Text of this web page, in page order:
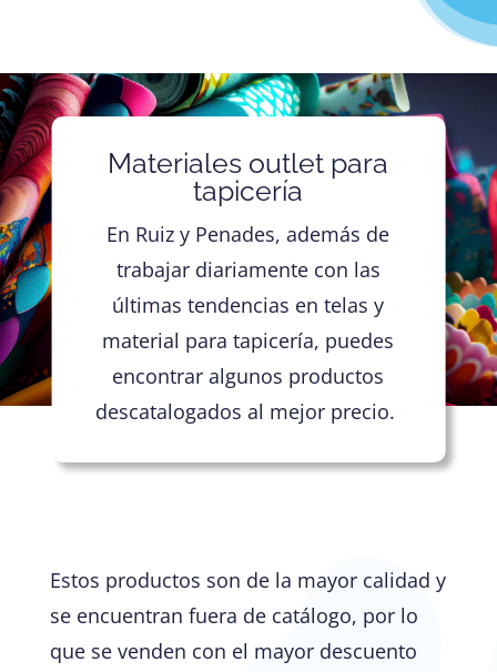
Materiales outlet para
tapicería
En Ruiz y Penades, además de
trabajar diariamente con las
últimas tendencias en telas y
material para tapicería, puedes
encontrar algunos productos
descatalogados al mejor precio.
Estos productos son de la mayor calidad y
se encuentran fuera de catálogo, por lo
que se venden con el mayor descuento